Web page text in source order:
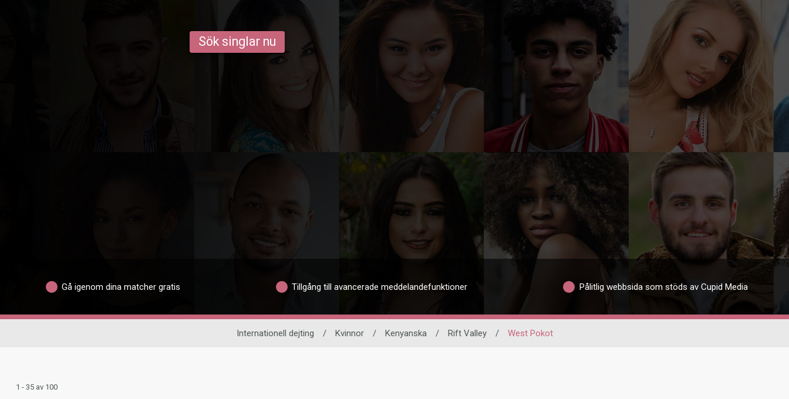
Sök singlar nu
Gå igenom dina matcher gratis Tillgång till avancerade meddelandefunktioner Pålitlig webbsida som stöds av Cupid Media
Internationell dejting / Kvinnor / Kenyanska / Rift Valley / West Pokot
1 - 35 av 100